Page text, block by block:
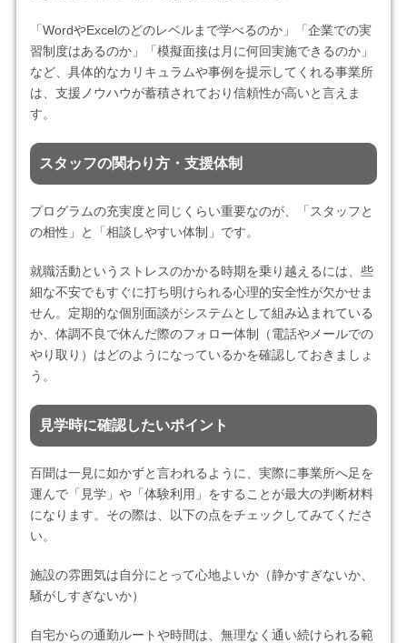
「WordやExcelのどのレベルまで学べるのか」「企業での実
習制度はあるのか」「模擬面接は月に何回実施できるのか」
など、具体的なカリキュラムや事例を提示してくれる事業所
は、支援ノウハウが蓄積されており信頼性が高いと言えま
す。
スタッフの関わり方・支援体制
プログラムの充実度と同じくらい重要なのが、「スタッフと
の相性」と「相談しやすい体制」です。
就職活動というストレスのかかる時期を乗り越えるには、些
細な不安でもすぐに打ち明けられる心理的安全性が欠かせま
せん。定期的な個別面談がシステムとして組み込まれている
か、体調不良で休んだ際のフォロー体制（電話やメールでの
やり取り）はどのようになっているかを確認しておきましょ
う。
見学時に確認したいポイント
百聞は一見に如かずと言われるように、実際に事業所へ足を
運んで「見学」や「体験利用」をすることが最大の判断材料
になります。その際は、以下の点をチェックしてみてくださ
い。
施設の雰囲気は自分にとって心地よいか（静かすぎないか、
騒がしすぎないか）
自宅からの通勤ルートや時間は、無理なく通い続けられる範